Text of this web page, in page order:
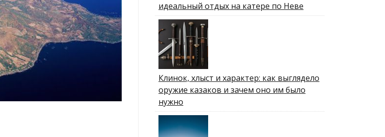
идеальный отдых на катере по Неве
Клинок, хлыст и характер: как выглядело
оружие казаков и зачем оно им было
нужно